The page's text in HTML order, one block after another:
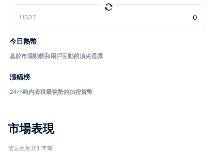
市場表現
信息更新於1 年前
USDT
今日熱幣
基於市場動態和用戶互動的頂尖選擇
漲幅榜
24小時內表現最強勢的加密貨幣